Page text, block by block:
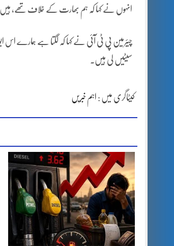
انہوں نے کہا کہ ہم بھارت کے خلاف تھے، ہیں
چیئرمین پی ٹی آئی نے کہا کہ لگتا ہے
سیٹیں لی ہیں۔
کیٹاگری میں : اہم خبریں